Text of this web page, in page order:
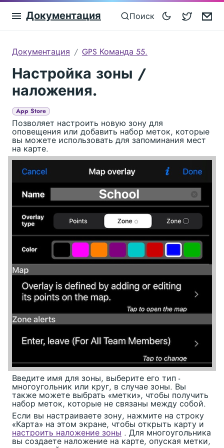
Документация Поиск
Документация GPS Команда 55.
Настройка зоны /
наложения.
App Store
Позволяет настроить новую зону для
оповещения или добавить набор меток, которые
вы можете использовать для запоминания мест
на карте.
Введите имя для зоны, выберите его тип -
многоугольник или круг, в случае зоны. Вы
также можете выбрать «метки», чтобы получить
набор меток, которые не связаны между собой.
Если вы настраиваете зону, нажмите на строку
«Карта» на этом экране, чтобы открыть карту и
настроить наложение зоны . Для многоугольника
вы создаете наложение на карте, опуская метки,